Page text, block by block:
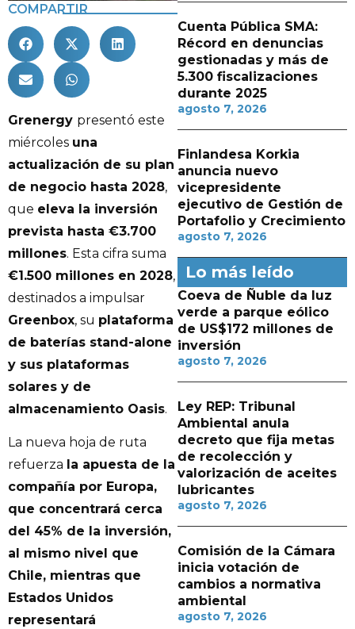
COMPARTIR
Grenergy presentó este
miércoles una
actualización de su plan
de negocio hasta 2028,
que eleva la inversión
prevista hasta €3.700
millones. Esta cifra suma
€1.500 millones en 2028,
destinados a impulsar
Greenbox, su plataforma
de baterías stand-alone
y sus plataformas
solares y de
almacenamiento Oasis.
La nueva hoja de ruta
refuerza la apuesta de la
compañía por Europa,
que concentrará cerca
del 45% de la inversión,
al mismo nivel que
Chile, mientras que
Estados Unidos
representará
Cuenta Pública SMA:
Récord en denuncias
gestionadas y más de
5.300 fiscalizaciones
durante 2025
agosto 7, 2026
Finlandesa Korkia
anuncia nuevo
vicepresidente
ejecutivo de Gestión de
Portafolio y Crecimiento
agosto 7, 2026
Lo más leído
Coeva de Ñuble da luz
verde a parque eólico
de US$172 millones de
inversión
agosto 7, 2026
Ley REP: Tribunal
Ambiental anula
decreto que fija metas
de recolección y
valorización de aceites
lubricantes
agosto 7, 2026
Comisión de la Cámara
inicia votación de
cambios a normativa
ambiental
agosto 7, 2026